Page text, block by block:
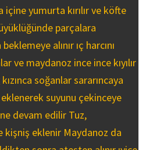
yumurta kırılır ve köfte
parçalara
alınır ıç harcını
ve maydanoz ince ince kıyılır
soğanlar sararıncaya
suyunu çekinceye
devam edilir Tuz,
kişniş eklenir Maydanoz da